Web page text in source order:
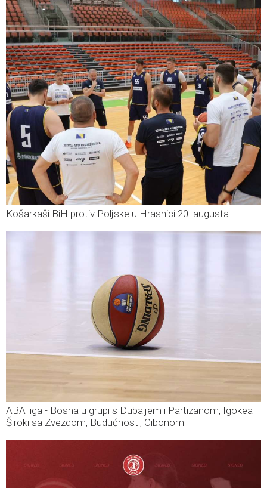
Košarkaši BiH protiv Poljske u Hrasnici 20. augusta
ABA liga - Bosna u grupi s Dubaijem i Partizanom, Igokea i
Široki sa Zvezdom, Budućnosti, Cibonom